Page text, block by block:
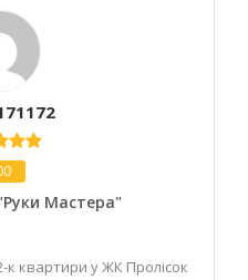
Мастера"
к квартири у ЖК Пролісок